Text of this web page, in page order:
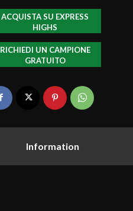
ACQUISTA SU EXPRESS
HIGHS
RICHIEDI UN CAMPIONE
GRATUITO
Information